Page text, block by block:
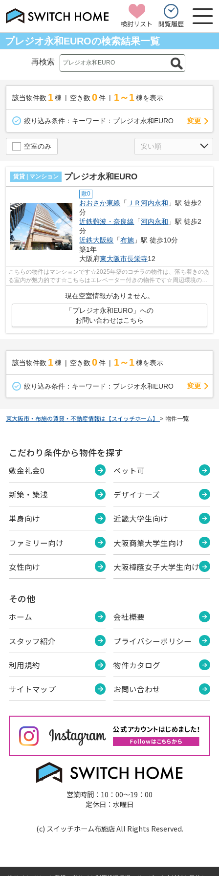
検討リスト 閲覧履歴
プレジオ永和EUROの検索結果一覧
再検索
該当物件数 1棟 空き数 0 件 1～1 棟を表示
絞り込み条件： キーワード：プレジオ永和EURO 変更
空室のみ
賃貸 | マンション プレジオ永和EURO
敷0
おおさか東線 「 ＪＲ河内永和 」駅 徒歩2
分
近鉄難波・奈良線 「河内永和 」駅 徒歩2
分
近鉄大阪線 「布施 」駅 徒歩10分
築1年
大阪府東大阪市長栄寺12
こちらの物件はマンションです☆2025年築のコチラの物件は、落ち着きのあ
る室内が魅力的です☆こちらはエレベーター付きの物件です☆周辺環境の良
い15階建ての建物です☆できるだけ早めに...
現在空室情報がありません。
「プレジオ永和EURO」への
お問い合わせはこちら
該当物件数 1棟 空き数 0 件 1～1 棟を表示
絞り込み条件： キーワード：プレジオ永和EURO 変更
東大阪市・布施の賃貸・不動産情報は【スイッチホーム】 > 物件一覧
こだわり条件から物件を探す
敷金礼金0
新築・築浅
単身向け
ファミリー向け
女性向け
ペット可
デザイナーズ
近畿大学生向け
大阪商業大学生向け
大阪樟蔭女子大学生向け
その他
ホーム
スタッフ紹介
利用規約
サイトマップ
会社概要
プライバシーポリシー
物件カタログ
お問い合わせ
営業時間：10：00～19：00
定休日：水曜日
(c) スイッチホーム布施店 All Rights Reserved.